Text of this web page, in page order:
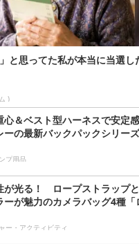
と思ってた私が本当に当選し
)
心＆ベスト型ハーネスで安定
ーの最新バックパックシリー
プ用品
が光る！ ロープストラップ
ーが魅力のカメラバッグ4種「
ー・アクティビティ